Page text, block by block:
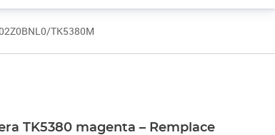
TK5380M
TK5380 magenta – Remplace